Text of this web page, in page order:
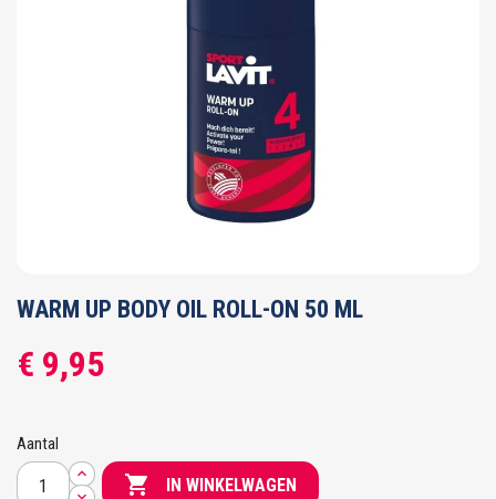
WARM UP BODY OIL ROLL-ON 50 ML
€ 9,95
Aantal
 IN WINKELWAGEN